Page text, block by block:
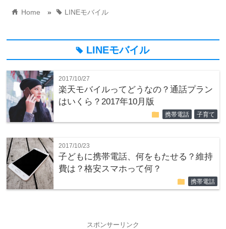
home Home » tag LINEモバイル
tag LINEモバイル
2017/10/27
楽天モバイルってどうなの？通話プラン
はいくら？2017年10月版
folder 携帯電話 子育て
2017/10/23
子どもに携帯電話、何をもたせる？維持
費は？格安スマホって何？
folder 携帯電話
スポンサーリンク